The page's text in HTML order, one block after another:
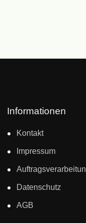
Informationen
Kontakt
Impressum
Datenschutz
AGB